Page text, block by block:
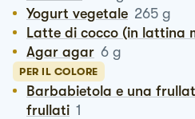
Yogurt vegetale 265 g
Latte di cocco (in lattina
Agar agar 6 g
PER IL COLORE
Barbabietola e una frullati barbabietola e una
frullati 1